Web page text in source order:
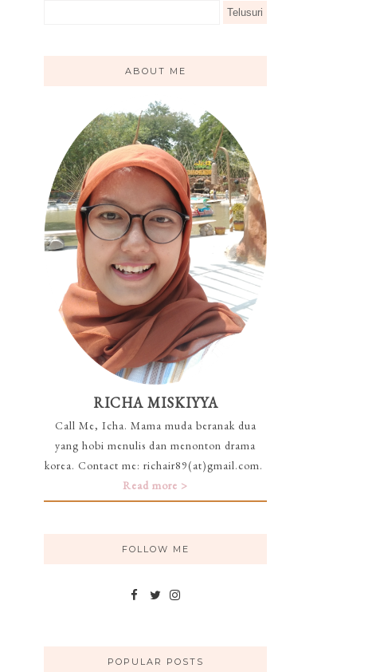
ABOUT ME
RICHA MISKIYYA
Call Me, Icha. Mama muda beranak dua
yang hobi menulis dan menonton drama
korea. Contact me: richair89(at)gmail.com.
Read more >
FOLLOW ME
POPULAR POSTS